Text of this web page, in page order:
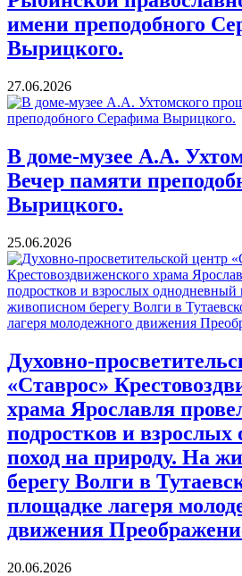
имени преподобного
Вырицкого.
27.06.2026
В доме-музее А.А.
Вечер памяти
Вырицкого.
25.06.2026
Духовно-
«Ставрос»
храма Ярославля
подростков и
поход на природу. На
берегу Волги в
площадке лагеря
движения
20.06.2026